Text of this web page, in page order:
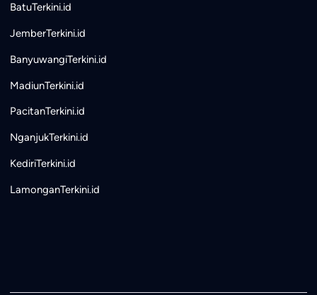
BatuTerkini.id
JemberTerkini.id
BanyuwangiTerkini.id
MadiunTerkini.id
PacitanTerkini.id
NganjukTerkini.id
KediriTerkini.id
LamonganTerkini.id